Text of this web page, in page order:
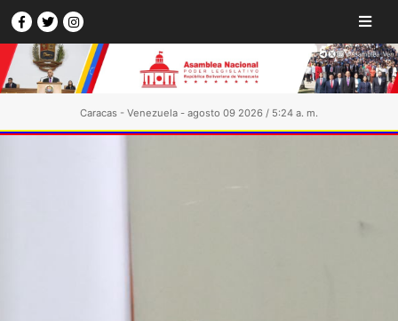
Caracas - Venezuela - agosto 09 2026 / 5:24 a. m.